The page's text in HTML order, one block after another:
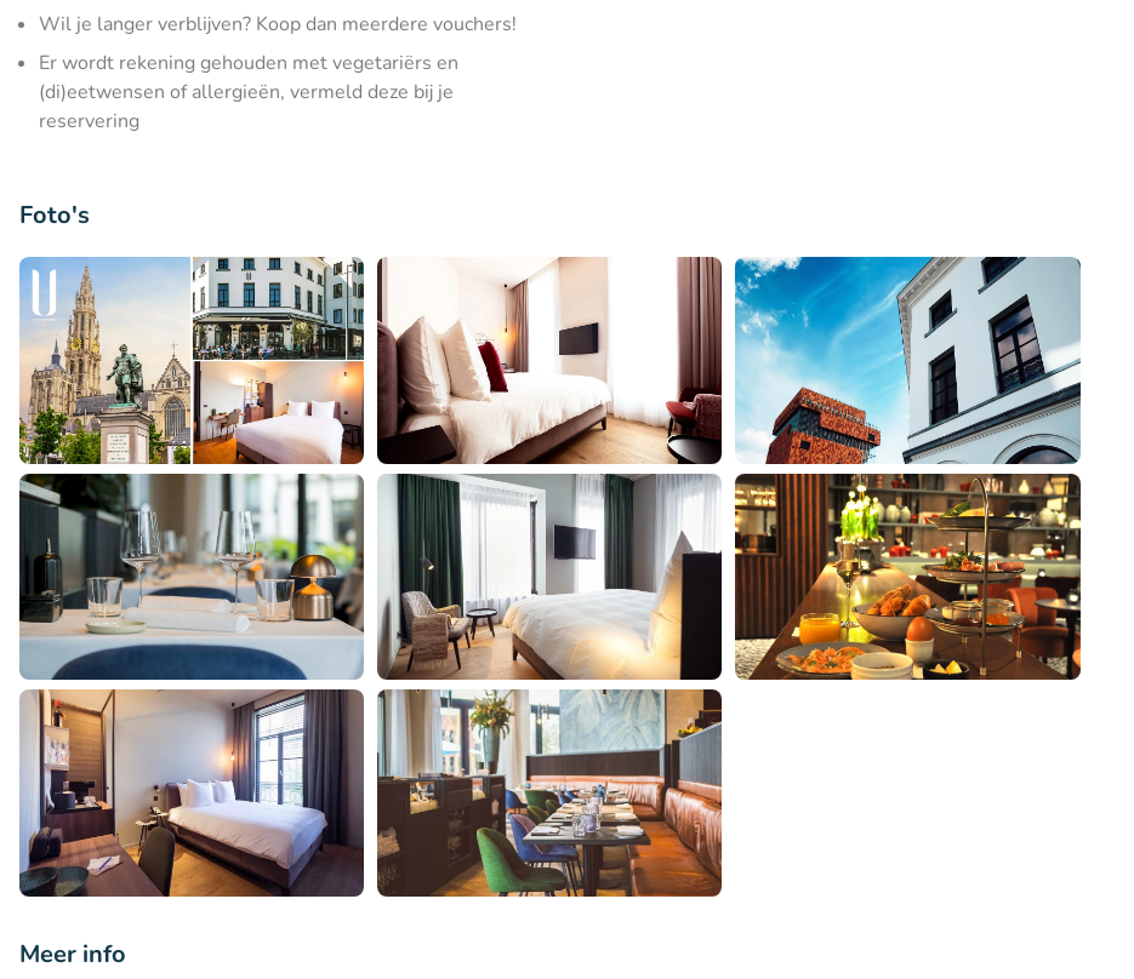
Wil je langer verblijven? Koop dan meerdere vouchers!
Er wordt rekening gehouden met vegetariërs en
(di)eetwensen of allergieën, vermeld deze bij je
reservering
Foto's
Meer info